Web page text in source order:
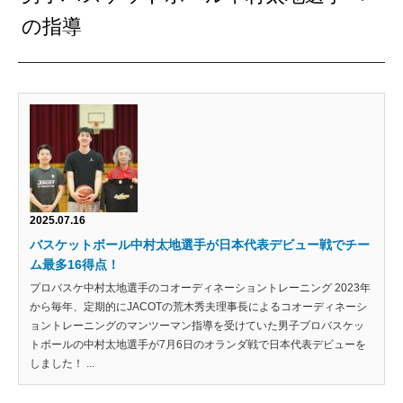
の指導
2025.07.16
バスケットボール中村太地選手が日本代表デビュー戦でチー
ム最多16得点！
プロバスケ中村太地選手のコオーディネーショントレーニング 2023年
から毎年、定期的にJACOTの荒木秀夫理事長によるコオーディネーシ
ョントレーニングのマンツーマン指導を受けていた男子プロバスケッ
トボールの中村太地選手が7月6日のオランダ戦で日本代表デビューを
しました！ ...